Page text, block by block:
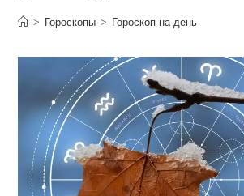
> Гороскопы > Гороскоп на день